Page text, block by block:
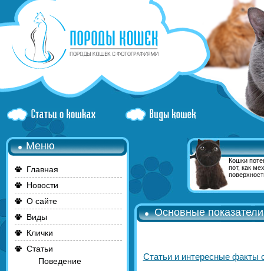
Меню
Главная
Новости
О сайте
Виды
Клички
Статьи
Поведение
Кошки
пот, как
Основные
Статьи и интересные факты